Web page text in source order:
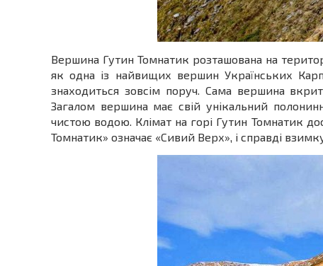
Вершина Гутин Томнатик розташована на
як одна із найвищих вершин Українських
знаходиться зовсім поруч. Сама вершина
Загалом вершина має свій унікальний
чистою водою. Клімат на горі Гутин Томнатик
Томнатик» означає «Сивий Верх», і справді